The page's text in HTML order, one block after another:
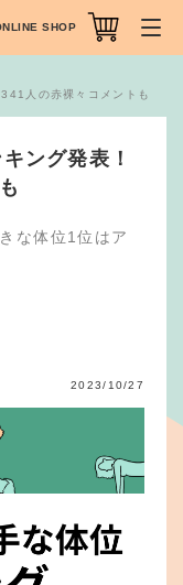
人の赤裸々コメントも
ング発表！
な体位1位はア
2023/10/27
SHOP